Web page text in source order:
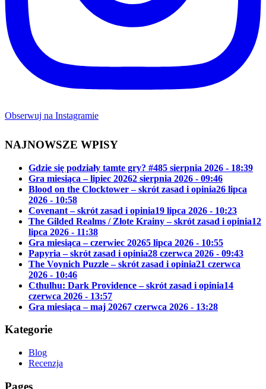
Obserwuj na Instagramie
NAJNOWSZE WPISY
Gdzie się podziały tamte gry? #485 sierpnia 2026 - 18:39
Gra miesiąca – lipiec 20262 sierpnia 2026 - 09:46
Blood on the Clocktower – skrót zasad i opinia26 lipca
2026 - 10:58
Covenant – skrót zasad i opinia19 lipca 2026 - 10:23
The Gilded Realms / Złote Krainy – skrót zasad i opinia12
lipca 2026 - 11:38
Gra miesiąca – czerwiec 20265 lipca 2026 - 10:55
Papyria – skrót zasad i opinia28 czerwca 2026 - 09:43
The Voynich Puzzle – skrót zasad i opinia21 czerwca
2026 - 10:46
Cthulhu: Dark Providence – skrót zasad i opinia14
czerwca 2026 - 13:57
Gra miesiąca – maj 20267 czerwca 2026 - 13:28
Kategorie
Blog
Recenzja
Pages